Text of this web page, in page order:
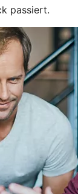
passiert.